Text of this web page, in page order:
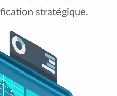
stratégique.